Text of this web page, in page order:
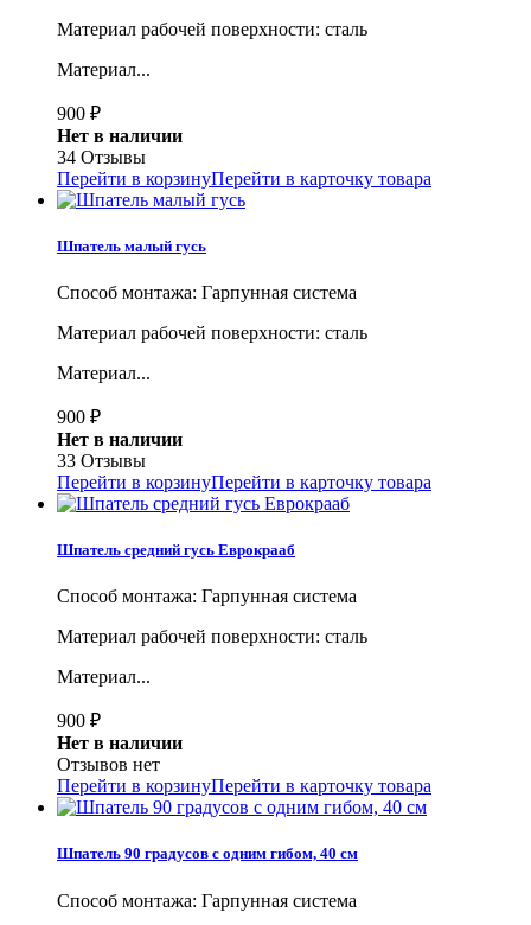
Материал рабочей поверхности: сталь
Материал...
900 ₽
Нет в наличии
34 Отзывы
Перейти в корзинуПерейти в карточку товара
Шпатель малый гусь
Способ монтажа: Гарпунная система
Материал рабочей поверхности: сталь
Материал...
900 ₽
Нет в наличии
33 Отзывы
Перейти в корзинуПерейти в карточку товара
Шпатель средний гусь Еврокрааб
Способ монтажа: Гарпунная система
Материал рабочей поверхности: сталь
Материал...
900 ₽
Нет в наличии
Отзывов нет
Перейти в корзинуПерейти в карточку товара
Шпатель 90 градусов с одним гибом, 40 см
Способ монтажа: Гарпунная система